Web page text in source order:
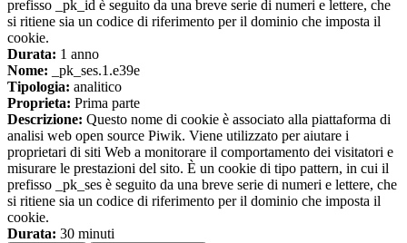
prefisso _pk_id è seguito da una breve serie di numeri e lettere, che
si ritiene sia un codice di riferimento per il dominio che imposta il
cookie.
Durata: 1 anno
Nome: _pk_ses.1.e39e
Tipologia: analitico
Proprieta: Prima parte
Descrizione: Questo nome di cookie è associato alla piattaforma di
analisi web open source Piwik. Viene utilizzato per aiutare i
proprietari di siti Web a monitorare il comportamento dei visitatori e
misurare le prestazioni del sito. È un cookie di tipo pattern, in cui il
prefisso _pk_ses è seguito da una breve serie di numeri e lettere, che
si ritiene sia un codice di riferimento per il dominio che imposta il
cookie.
Durata: 30 minuti